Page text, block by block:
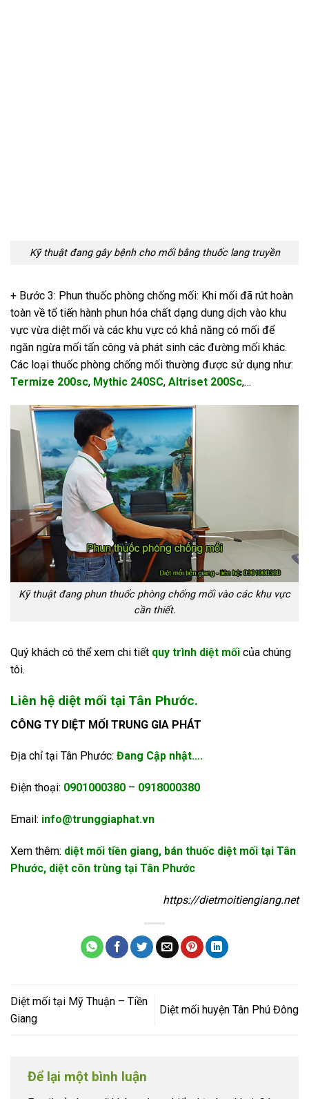
Kỹ thuật đang gây bệnh cho mối bằng thuốc lang truyền
+ Bước 3: Phun thuốc phòng chống mối: Khi mối đã rút hoàn
toàn về tổ tiến hành phun hóa chất dạng dung dịch vào khu
vực vừa diệt mối và các khu vực có khả năng có mối để
ngăn ngừa mối tấn công và phát sinh các đường mối khác.
Các loại thuốc phòng chống mối thường được sử dụng như:
Termize 200sc, Mythic 240SC, Altriset 200Sc,…
Kỹ thuật đang phun thuốc phòng chống mối vào các khu vực
cần thiết.
Quý khách có thể xem chi tiết quy trình diệt mối của chúng
tôi.
Liên hệ diệt mối tại Tân Phước.
CÔNG TY DIỆT MỐI TRUNG GIA PHÁT
Địa chỉ tại Tân Phước: Đang Cập nhật….
Điện thoại: 0901000380 – 0918000380
Email: info@trunggiaphat.vn
Xem thêm: diệt mối tiền giang, bán thuốc diệt mối tại Tân
Phước, diệt côn trùng tại Tân Phước
https://dietmoitiengiang.net
Diệt mối tại Mỹ Thuận – Tiền
Giang
Diệt mối huyện Tân Phú Đông
Để lại một bình luận